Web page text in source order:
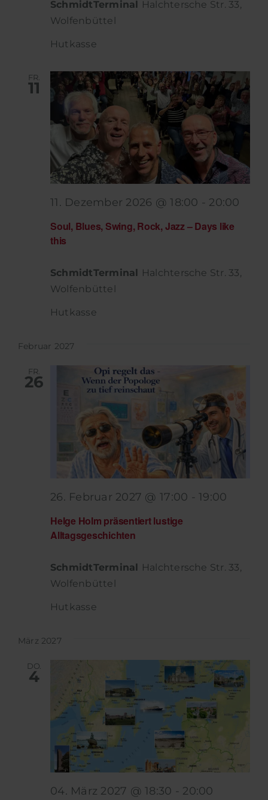
SchmidtTerminal Halchtersche Str. 33,
Wolfenbüttel
Hutkasse
FR.
11
Soul, Blues, Swing, Rock, Jazz – Days like
this
11. Dezember 2026 @ 18:00 - 20:00
SchmidtTerminal
Halchtersche Str. 33,
Wolfenbüttel
Hutkasse
Februar 2027
FR.
26
Helge Holm präsentiert lustige
Alltagsgeschichten
26. Februar 2027 @ 17:00 - 19:00
SchmidtTerminal Halchtersche Str. 33,
Wolfenbüttel
Hutkasse
März 2027
DO.
4
04. März 2027 @ 18:30 - 20:00